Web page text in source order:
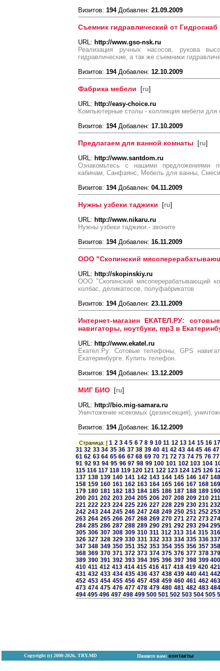
Визитов: 194Добавлен: 21.09.2009
Съемник гидравлический от Гидроснаб
URL: http://www.gso-nsk.ru
Реализация ручных насосов, рукова
гидравлические, а так же съемники
Визитов: 194Добавлен: 12.10.2009
Фабрика мебели [ru]
URL: http://easy-choice.ru
Компьютерные столы - коллекция мебели
Визитов: 194Добавлен: 17.10.2009
Предлагаем для ванной комнаты [ru]
URL: http://www.santdom.ru
Ознакомьтесь с нашими предложениями
кабинам, Санфаянс, Мебель для ванны,
Визитов: 194Добавлен: 04.11.2009
Нужны узбеки таджики [ru]
URL: http://www.nikaru.ru
Нужны узбеки таджики - звоните
Визитов: 194Добавлен: 16.11.2009
ООО "Скопинский
URL: http://skopinskiy.ru
ООО "Скопинский мясоперерабатывающий
колбас, деликатесов, полуфабрикатов
Визитов: 194Добавлен: 23.11.2009
Интернет-магазин ЕКАТЕЛ.РУ:
навигаторы, ноутбуки, mp3 в
URL: http://www.ekatel.ru
Екател.Ру. Сотовые телефоны, GPS
Екатеринбурге. Купить телефон.
Визитов: 194Добавлен: 13.12.2009
МИГ БИО [ru]
URL: http://bio.mig-samara.ru
Уничтожение нсекомых (дезинсекция),
Визитов: 194Добавлен: 16.12.2009
Страница: [1 2 3 4 5 6 7 8 9 10 11 12 13 14 15 16
31 32 33 34 35 36 37 38 39 40 41 42 43 44 45 46 47
61 62 63 64 65 66 67 68 69 70 71 72 73 74 75 76 77
91 92 93 94 95 96 97 98 99 100 101 102 103 104
115 116 117 118 119 120 121 122 123 124 125 126
137 138 139 140 141 142 143 144 145 146 147
158 159 160 161 162 163 164 165 166 167 168
179 180 181 182 183 184 185 186 187 188 189
200 201 202 203 204 205 206 207 208 209 210 211
221 222 223 224 225 226 227 228 229 230 231
242 243 244 245 246 247 248 249 250 251 252
263 264 265 266 267 268 269 270 271 272 273
284 285 286 287 288 289 290 291 292 293 294
305 306 307 308 309 310 311 312 313 314 315 316
326 327 328 329 330 331 332 333 334 335 336
347 348 349 350 351 352 353 354 355 356 357
368 369 370 371 372 373 374 375 376 377 378
389 390 391 392 393 394 395 396 397 398 399
410 411 412 413 414 415 416 417 418 419 420 421
431 432 433 434 435 436 437 438 439 440 441
452 453 454 455 456 457 458 459 460 461 462
473 474 475 476 477 478 479 480 481 482 483
494 495 496 497 498 499 500 501 502 503 504 505
Copyright (с) 2000-2026, TRY.MD Пишите нам: контакты